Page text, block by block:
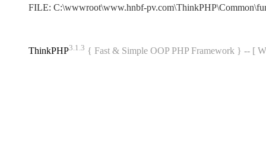
FILE: C:\wwwroot\www.hnbf-
ThinkPHP3.1.3 { Fast & Simple OOP PHP Framework } -- [